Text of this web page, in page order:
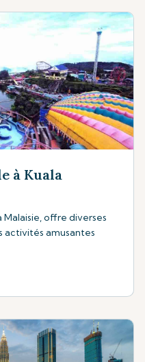
à Kuala
Malaisie, offre diverses
amusantes